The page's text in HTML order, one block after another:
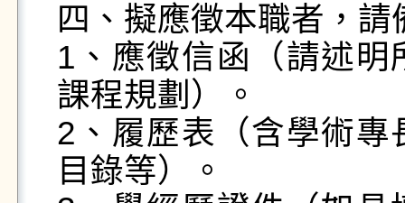
四、擬應徵本職者，
1、應徵信函（請述
課程規劃）。
2、履歷表（含學術
目錄等）。